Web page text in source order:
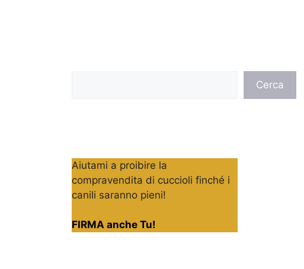
Cerca
Aiutami a proibire la
compravendita di cuccioli finché i
canili saranno pieni!
FIRMA anche Tu!